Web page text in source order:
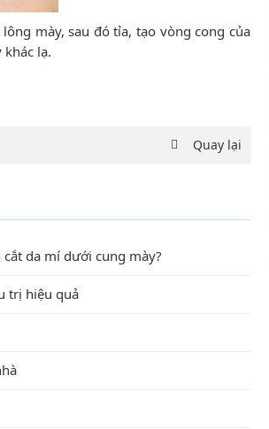
mày, sau đó tỉa, tạo vòng cong của
lạ.
Quay lại
da mí dưới cung mày?
trị hiệu quả